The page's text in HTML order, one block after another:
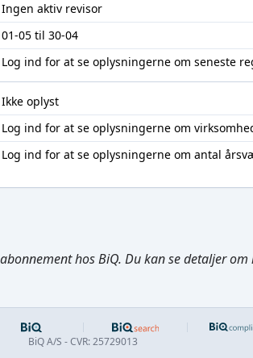
Ingen aktiv revisor
01-05 til 30-04
Log ind for at se oplysningerne om seneste
Ikke oplyst
Log ind for at se oplysningerne om
Log ind for at se oplysningerne om antal
hos BiQ. Du kan se detaljer
BiQ A/S - CVR: 25729013